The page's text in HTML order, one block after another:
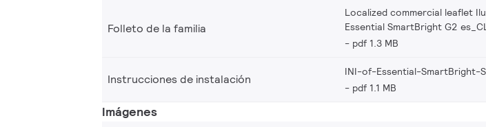
Folleto de la familia
Localized commercial leaflet
Essential SmartBright G2
pdf 1.3 MB
Instrucciones de instalación
INI-of-Essential-SmartBright-
pdf 1.1 MB
Imágenes